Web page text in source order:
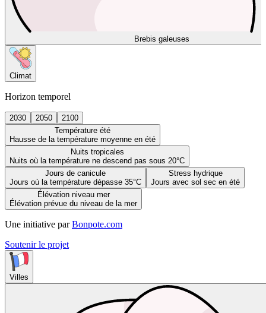
Brebis galeuses
Climat
Horizon temporel
2030 2050
2100
Température été
Hausse de la température moyenne en été
Nuits tropicales
Nuits où la température ne descend pas sous 20°C
Jours de canicule
Jours où la température dépasse 35°C
Stress hydrique
Jours avec sol sec en été
Élévation niveau mer
Élévation prévue du niveau de la mer
Une initiative par Bonpote.com
Soutenir le projet
Villes